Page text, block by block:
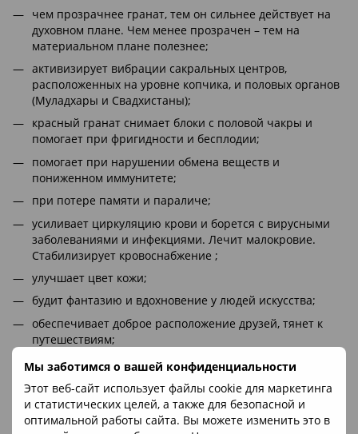
Мы заботимся о вашей конфиденциальности
Этот веб-сайт использует файлы cookie для маркетинга
и статистических целей, а также для безопасной и
оптимальной работы сайта. Вы можете изменить это в
чем прозрачнее гранат, тем он сильнее действует на
духовном плане. Чем менее прозрачен – тем на
материальном плане полезнее;
активизирует вибрации сакральных центров,
расположенных на уровне копчика, и половых органов
(Муладхары и Свадхистаны);
красный гранат снимает блоки с половой чакры и
помогает при фригидности и бесплодии;
помогает при нарушении обмена веществ и
пониженном иммунитете;
при потере памяти и параличе;
усиливает циркуляцию крови и борется с вирусными
заболеваниями и инфекциями. Лечит малокровие.
Стабилизирует кровоснабжение ;
улучшает цвет кожи;
будит фантазию и вдохновение у людей искусства;
обеспечивает доброе расположение друзей, тянет к
путешествиям;
отводит опасность и защищает от измен;
очищает и тонизирует систему лимфо- и
кровообращения, дыхания, пищеварения;
гранат вселяет уверенность, спокойствие и чувство